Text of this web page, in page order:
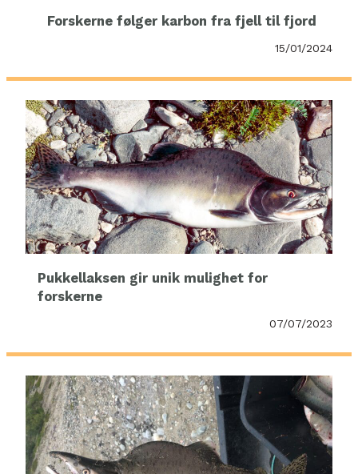
Forskerne følger karbon fra fjell til fjord
15/01/2024
Pukkellaksen gir unik mulighet for
forskerne
07/07/2023